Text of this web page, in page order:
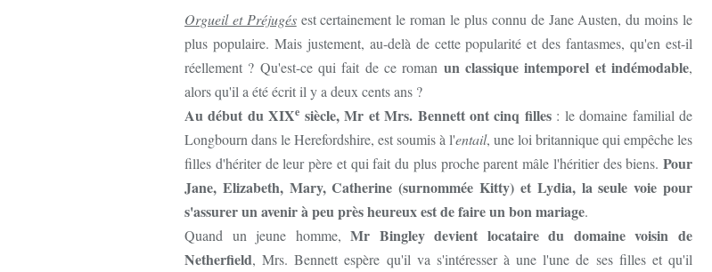
Orgueil et Préjugésest certainement le roman le plus connu de Jane Austen, du moins le
plus populaire. Mais justement, au-delà de cette popularité et des fantasmes, qu'en est-il
réellement ? Qu'est-ce qui fait de ce roman un classique intemporel et indémodable,
alors qu'il a été écrit il y a deux cents ans ?
Au début du XIXe siècle, Mr et Mrs. Bennett ont cinq filles: le domaine familial de
Longbourn dans le Herefordshire, est soumis à l'entail, une loi britannique qui empêche les
filles d'hériter de leur père et qui fait du plus proche parent mâle l'héritier des biens. Pour
Jane, Elizabeth, Mary, Catherine (surnommée Kitty) et Lydia, la seule voie pour
s'assurer un avenir à peu près heureux est de faire un bon mariage.
Quand un jeune homme,Mr Bingley devient locataire du domaine voisin de
Netherfield, Mrs. Bennett espère qu'il va s'intéresser à une l'une de ses filles et qu'il